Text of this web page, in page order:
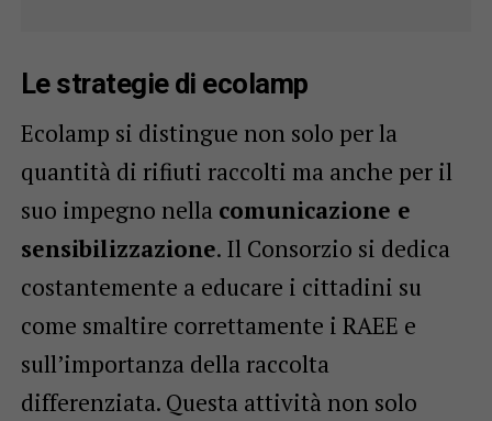
Le strategie di ecolamp
Ecolamp si distingue non solo per la
quantità di rifiuti raccolti ma anche per il
suo impegno nella comunicazione e
sensibilizzazione. Il Consorzio si dedica
costantemente a educare i cittadini su
come smaltire correttamente i RAEE e
sull’importanza della raccolta
differenziata. Questa attività non solo